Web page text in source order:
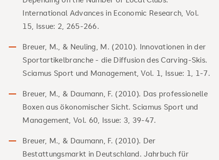
International Advances in Economic Research, Vol.
15, Issue: 2, 265-266.
Breuer, M., & Neuling, M. (2010). Innovationen in der
Sportartikelbranche - die Diffusion des Carving-Skis.
Sciamus Sport und Management, Vol. 1, Issue: 1, 1-7.
Breuer, M., & Daumann, F. (2010). Das professionelle
Boxen aus ökonomischer Sicht. Sciamus Sport und
Management, Vol. 60, Issue: 3, 39-47.
Breuer, M., & Daumann, F. (2010). Der
Bestattungsmarkt in Deutschland. Jahrbuch für